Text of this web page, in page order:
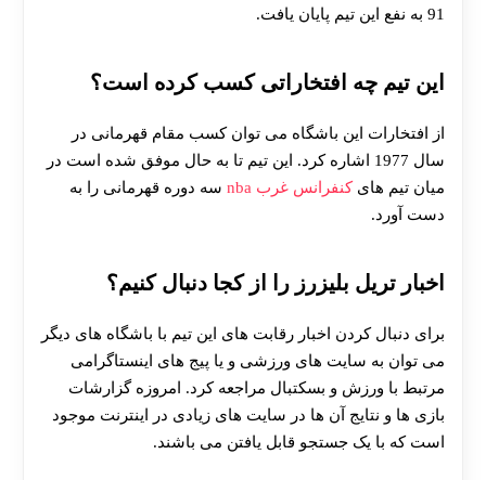
91 به نفع این تیم
پایان یافت.
این تیم چه افتخاراتی کسب کرده است؟
از افتخارات این باشگاه می توان کسب مقام قهرمانی در
سال 1977 اشاره کرد. این تیم تا به حال موفق شده است در
میان تیم هایکنفرانس غرب nba
سه دوره قهرمانی را به
دست آورد.
اخبار تریل بلیزرز را از کجا دنبال کنیم؟
برای دنبال کردن اخبار رقابت های این تیم با باشگاه های دیگر
می توان به سایت های ورزشی و یا پیج های اینستاگرامی
مرتبط با ورزش و بسکتبال مراجعه کرد. امروزه گزارشات
بازی ها و نتایج آن ها در سایت های زیادی در اینترنت موجود
است که با یک جستجو قابل یافتن می باشند.